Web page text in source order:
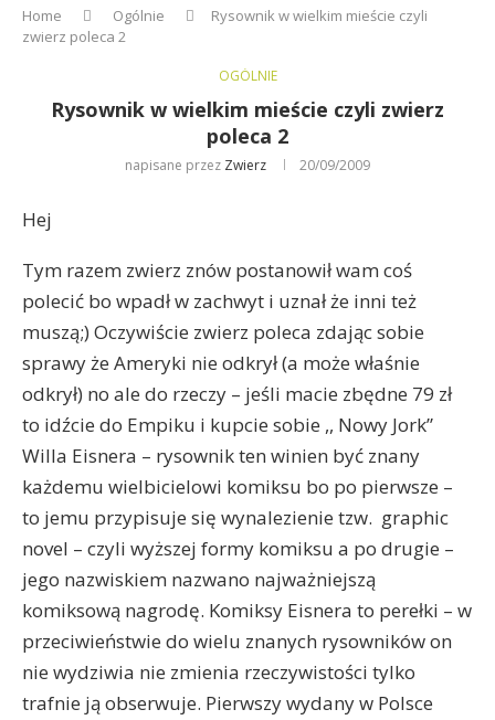
Home Ogólnie
Rysownik w wielkim mieście czyli
zwierz poleca 2
OGÓLNIE
Rysownik w wielkim mieście czyli zwierz
poleca 2
napisane przez Zwierz 20/09/2009
Hej
Tym razem zwierz znów postanowił wam coś
polecić bo wpadł w zachwyt i uznał że inni też
muszą;) Oczywiście zwierz poleca zdając sobie
sprawy że Ameryki nie odkrył (a może właśnie
odkrył) no ale do rzeczy – jeśli macie zbędne 79 zł
to idźcie do Empiku i kupcie sobie ,, Nowy Jork”
Willa Eisnera – rysownik ten winien być znany
każdemu wielbicielowi komiksu bo po pierwsze –
to jemu przypisuje się wynalezienie tzw. graphic
novel – czyli wyższej formy komiksu a po drugie –
jego nazwiskiem nazwano najważniejszą
komiksową nagrodę. Komiksy Eisnera to perełki – w
przeciwieństwie do wielu znanych rysowników on
nie wydziwia nie zmienia rzeczywistości tylko
trafnie ją obserwuje. Pierwszy wydany w Polsce